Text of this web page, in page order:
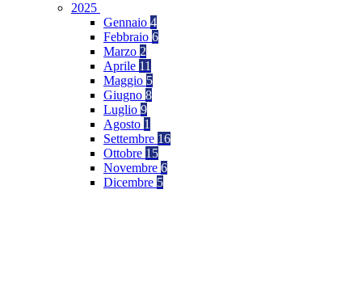
2025
Gennaio 4
Febbraio 6
Marzo 2
Aprile 11
Maggio 5
Giugno 8
Luglio 9
Agosto 1
Settembre 16
Ottobre 15
Novembre 6
Dicembre 5